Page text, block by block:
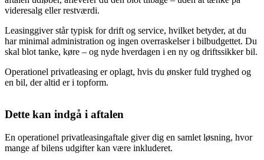
videresalg eller restværdi.
Leasinggiver står typisk for drift og service, hvilket betyder, at du
har minimal administration og ingen overraskelser i bilbudgettet. Du
skal blot tanke, køre – og nyde hverdagen i en ny og driftssikker bil.
Operationel privatleasing er oplagt, hvis du ønsker fuld tryghed og
en bil, der altid er i topform.
Dette kan indgå i aftalen
En operationel privatleasingaftale giver dig en samlet løsning, hvor
mange af bilens udgifter kan være inkluderet.